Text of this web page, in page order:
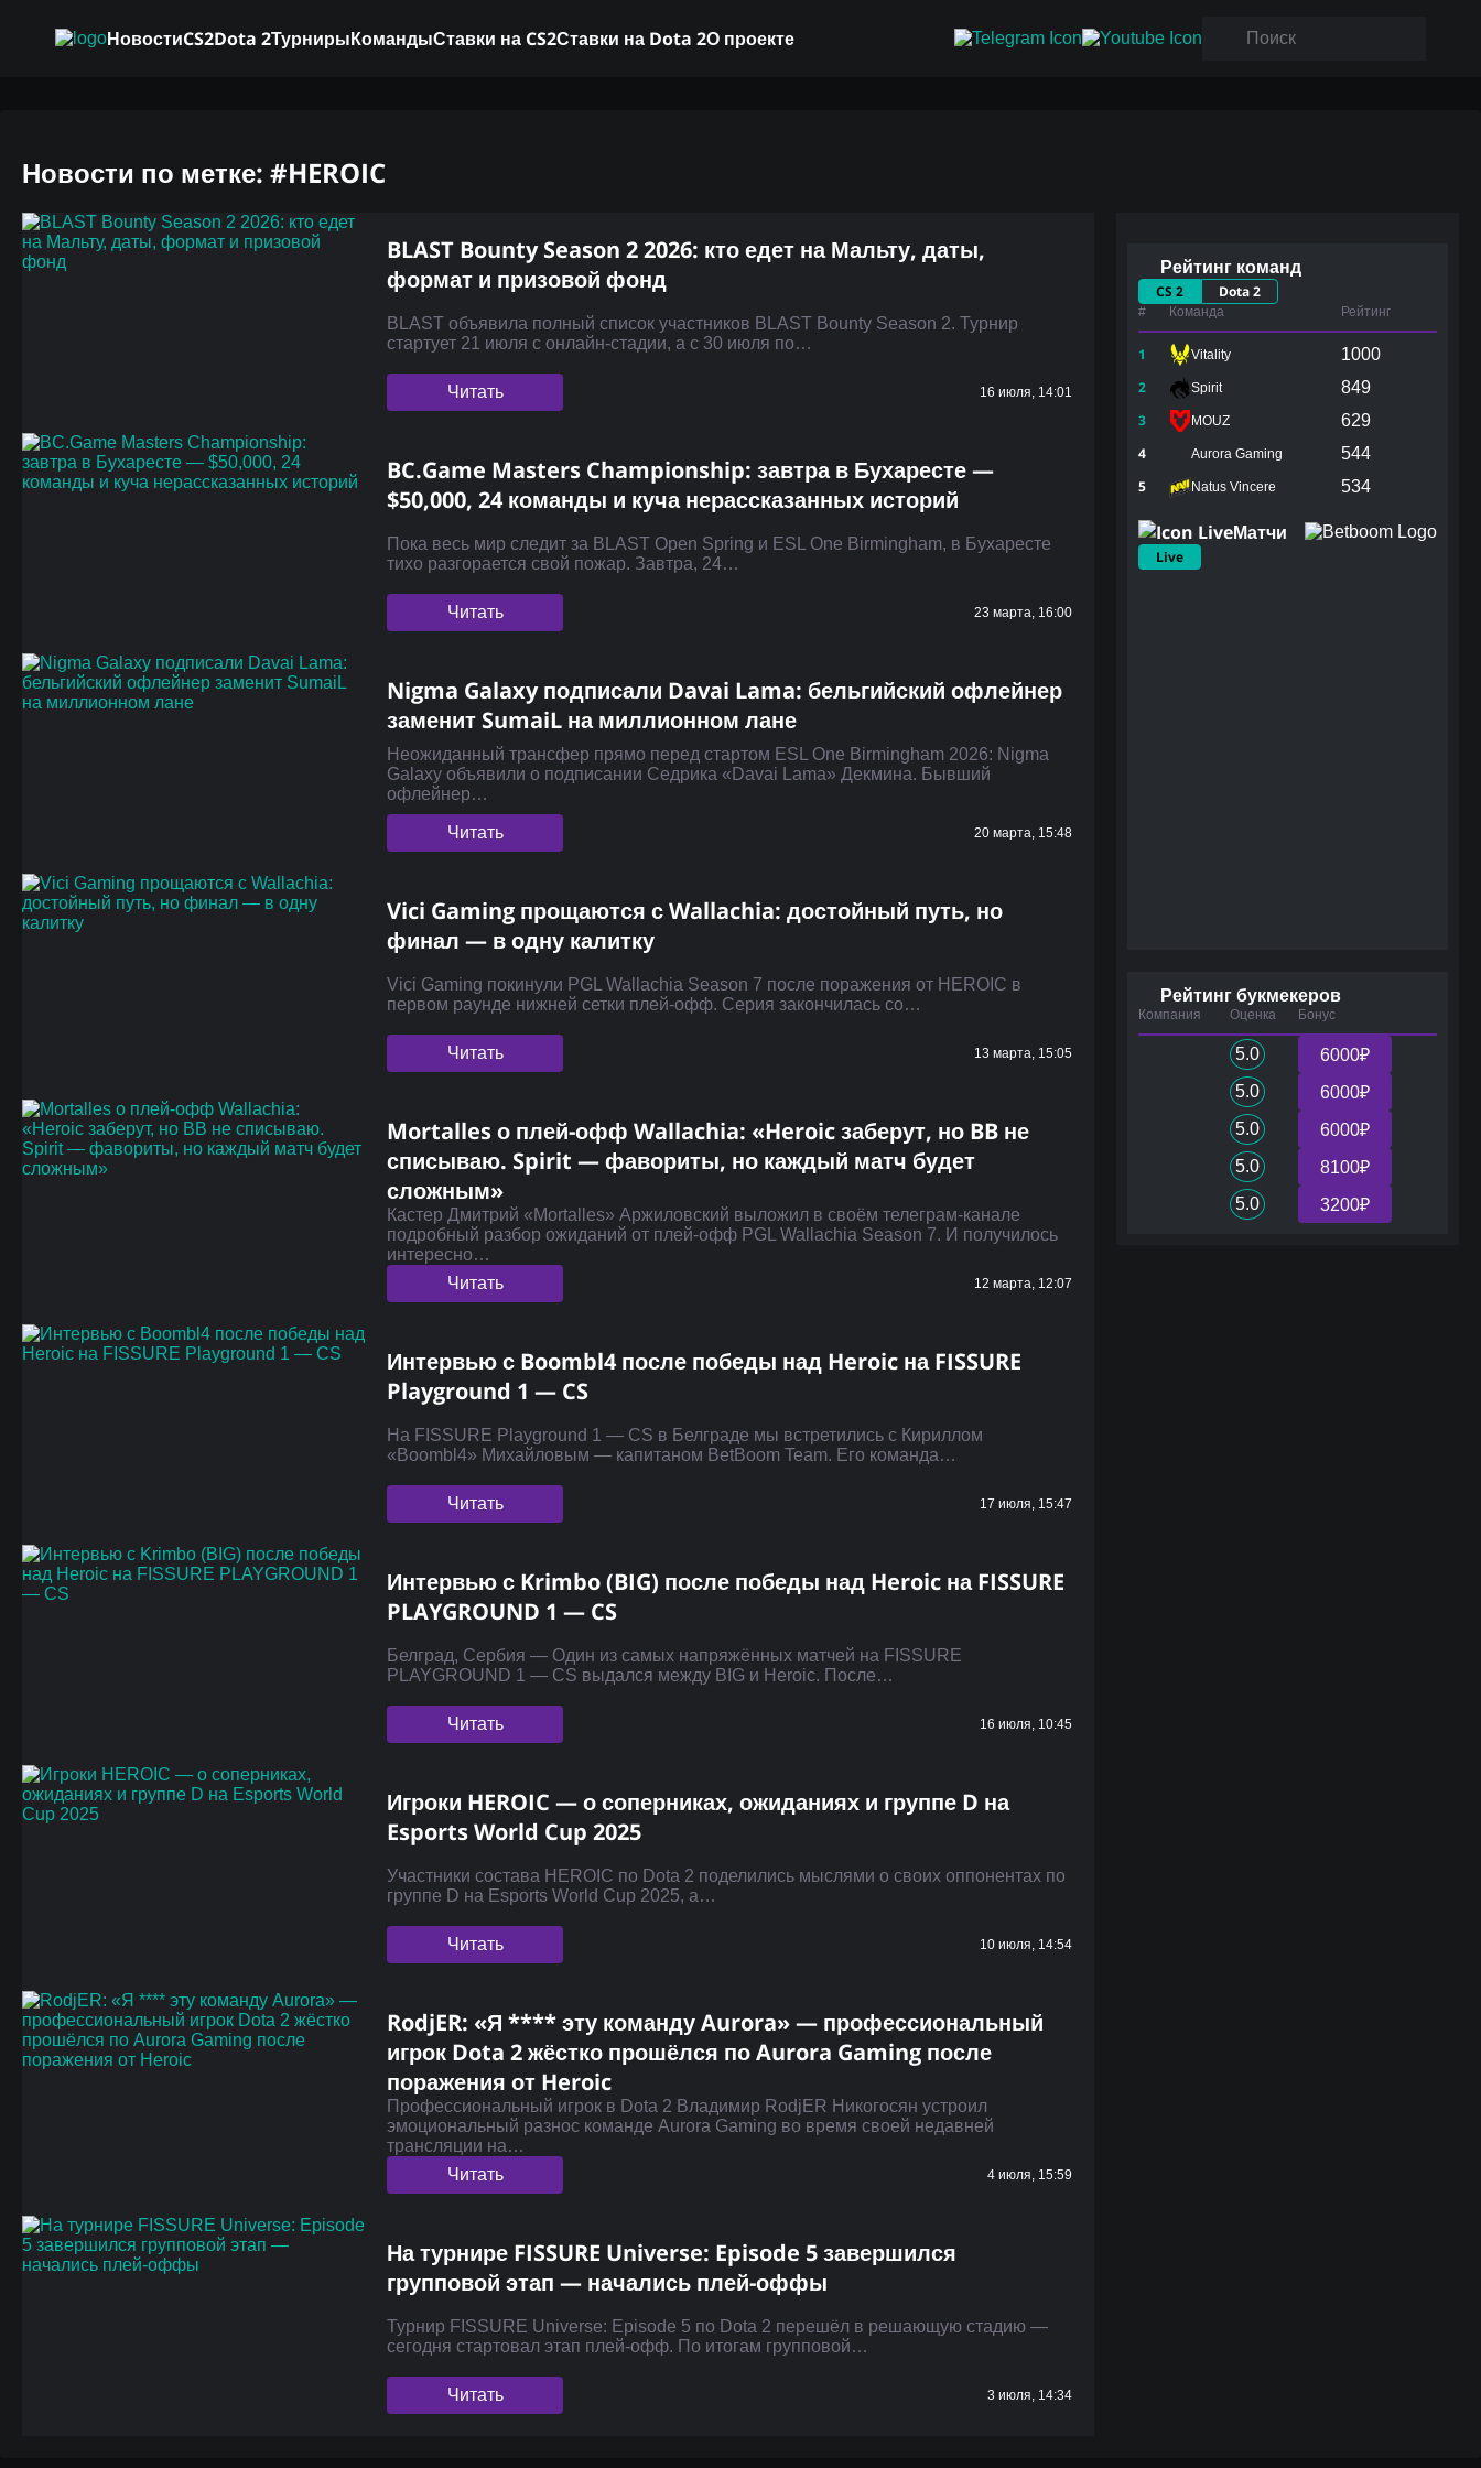
НовостиCS2Dota 2ТурнирыКомандыСтавки на CS2Ставки на Dota 2О проекте
Новости по метке: #HEROIC
BLAST Bounty Season 2 2026: кто едет на Мальту, даты,
формат и призовой фонд
BLAST объявила полный список участников BLAST Bounty Season 2. Турнир
стартует 21 июля с онлайн-стадии, а с 30 июля по…
Читать 16 июля, 14:01
BC.Game Masters Championship: завтра в Бухаресте —
$50,000, 24 команды и куча нерассказанных историй
Пока весь мир следит за BLAST Open Spring и ESL One Birmingham, в Бухаресте
тихо разгорается свой пожар. Завтра, 24…
Читать 23 марта, 16:00
Nigma Galaxy подписали Davai Lama: бельгийский офлейнер
заменит SumaiL на миллионном лане
Неожиданный трансфер прямо перед стартом ESL One Birmingham 2026: Nigma
Galaxy объявили о подписании Седрика «Davai Lama» Декмина. Бывший
офлейнер…
Читать 20 марта, 15:48
Vici Gaming прощаются с Wallachia: достойный путь, но
финал — в одну калитку
Vici Gaming покинули PGL Wallachia Season 7 после поражения от HEROIC в
первом раунде нижней сетки плей-офф. Серия закончилась со…
Читать 13 марта, 15:05
Mortalles о плей-офф Wallachia: «Heroic заберут, но BB не
списываю. Spirit — фавориты, но каждый матч будет
сложным»
Кастер Дмитрий «Mortalles» Аржиловский выложил в своём телеграм-канале
подробный разбор ожиданий от плей-офф PGL Wallachia Season 7. И получилось
интересно…
Читать
12 марта, 12:07
Интервью с Boombl4 после победы над Heroic на FISSURE
Playground 1 — CS
На FISSURE Playground 1 — CS в Белграде мы встретились с Кириллом
«Boombl4» Михайловым — капитаном BetBoom Team. Его команда…
Читать 17 июля, 15:47
Интервью с Krimbo (BIG) после победы над Heroic на FISSURE
PLAYGROUND 1 — CS
Белград, Сербия — Один из самых напряжённых матчей на FISSURE
PLAYGROUND 1 — CS выдался между BIG и Heroic. После…
Читать 16 июля, 10:45
Игроки HEROIC — о соперниках, ожиданиях и группе D на
Esports World Cup 2025
Участники состава HEROIC по Dota 2 поделились мыслями о своих оппонентах по
группе D на Esports World Cup 2025, а…
Читать 10 июля, 14:54
RodjER: «Я **** эту команду Aurora» — профессиональный
игрок Dota 2 жёстко прошёлся по Aurora Gaming после
поражения от Heroic
Профессиональный игрок в Dota 2 Владимир RodjER Никогосян устроил
эмоциональный разнос команде Aurora Gaming во время своей недавней
трансляции на…
Читать
4 июля, 15:59
На турнире FISSURE Universe: Episode 5 завершился
групповой этап — начались плей-оффы
Турнир FISSURE Universe: Episode 5 по Dota 2 перешёл в решающую стадию —
сегодня стартовал этап плей-офф. По итогам групповой…
Читать 3 июля, 14:34
Рейтинг команд
CS 2 Dota 2
# Команда Рейтинг
1 Vitality
1000
2
Spirit
849
3
MOUZ
629
4
Aurora Gaming
544
5
Natus Vincere 534
Матчи
Live
Рейтинг букмекеров
Компания Оценка Бонус
5.0
6000₽
5.0
6000₽
5.0
6000₽
5.0
8100₽
5.0
3200₽